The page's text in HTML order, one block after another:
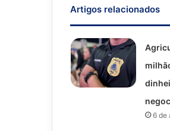
Artigos relacionados
6 de